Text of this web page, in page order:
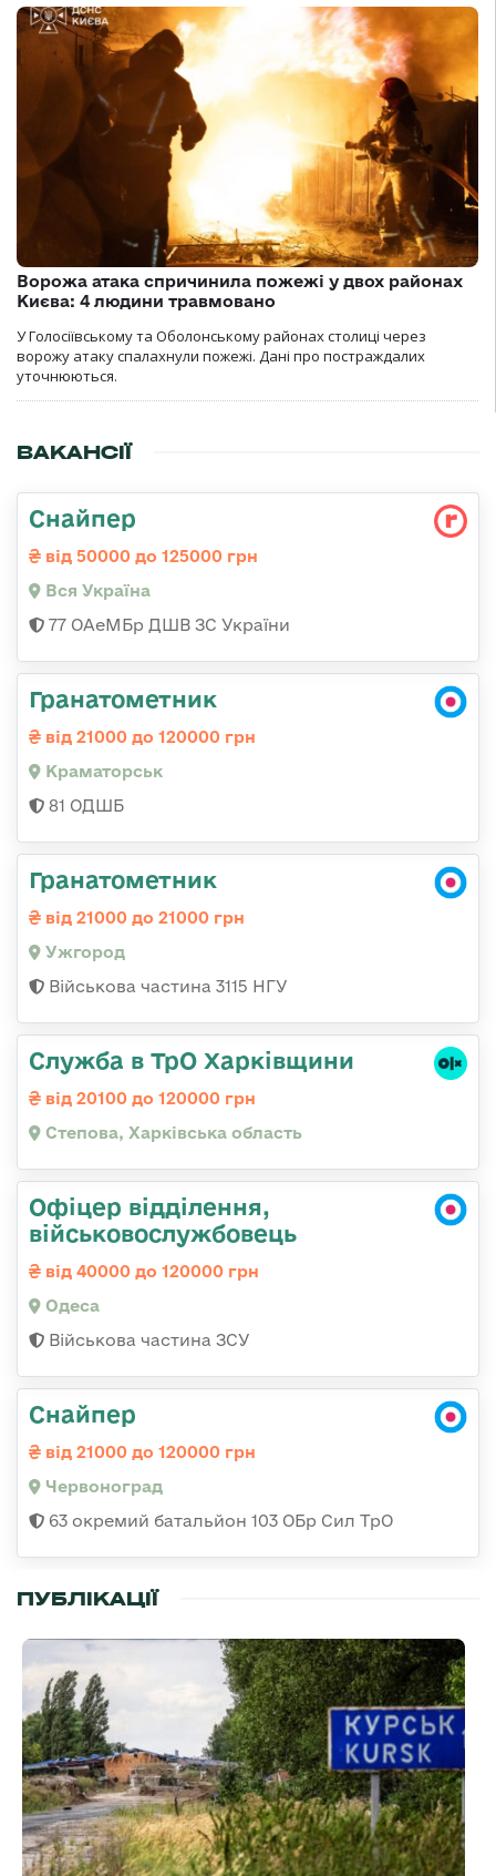
Ворожа атака спричинила пожежі у двох районах
Києва: 4 людини травмовано
У Голосіївському та Оболонському районах столиці через
ворожу атаку спалахнули пожежі. Дані про постраждалих
уточнюються.
ВАКАНСІЇ
Снайпер
від 50000 до 125000 грн
Вся Україна
77 ОАеМБр ДШВ ЗС України
Гранатометник
від 21000 до 120000 грн
Краматорськ
81 ОДШБ
Гранатометник
від 21000 до 21000 грн
Ужгород
Військова частина 3115 НГУ
Служба в ТрО Харківщини
від 20100 до 120000 грн
Степова, Харківська область
Офіцер відділення,
військовослужбовець
від 40000 до 120000 грн
Одеса
Військова частина ЗСУ
Снайпер
від 21000 до 120000 грн
Червоноград
63 окремий батальйон 103 ОБр Сил ТрО
ПУБЛІКАЦІЇ